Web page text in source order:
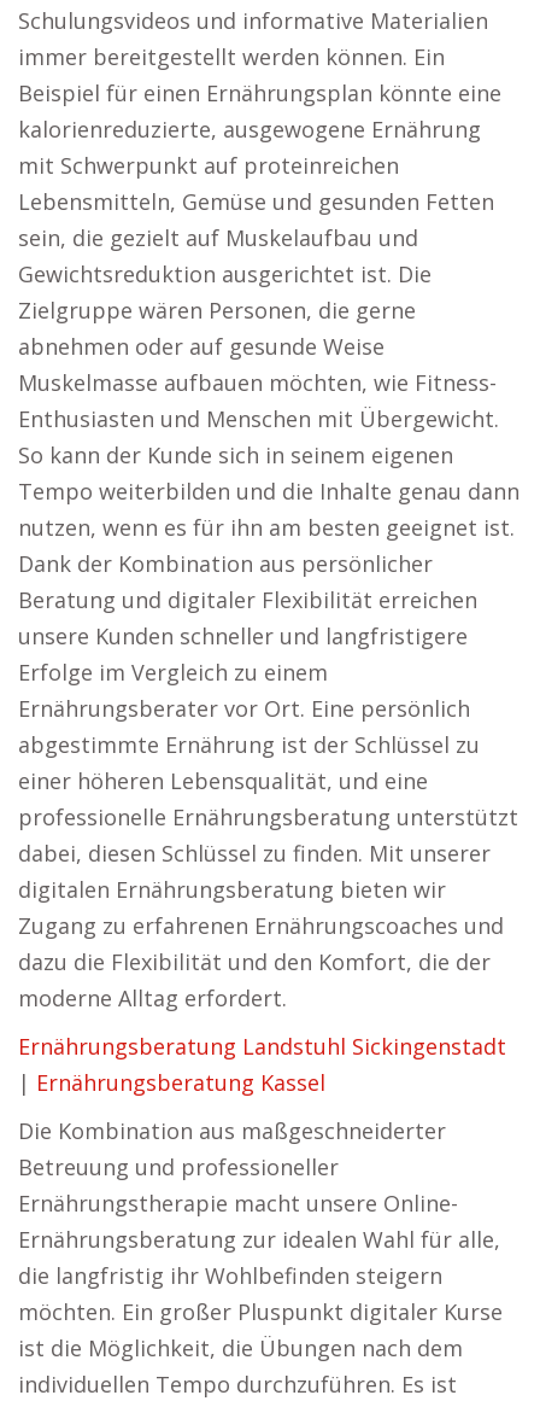
Schulungsvideos und informative Materialien
immer bereitgestellt werden können. Ein
Beispiel für einen Ernährungsplan könnte eine
kalorienreduzierte, ausgewogene Ernährung
mit Schwerpunkt auf proteinreichen
Lebensmitteln, Gemüse und gesunden Fetten
sein, die gezielt auf Muskelaufbau und
Gewichtsreduktion ausgerichtet ist. Die
Zielgruppe wären Personen, die gerne
abnehmen oder auf gesunde Weise
Muskelmasse aufbauen möchten, wie Fitness-
Enthusiasten und Menschen mit Übergewicht.
So kann der Kunde sich in seinem eigenen
Tempo weiterbilden und die Inhalte genau dann
nutzen, wenn es für ihn am besten geeignet ist.
Dank der Kombination aus persönlicher
Beratung und digitaler Flexibilität erreichen
unsere Kunden schneller und langfristigere
Erfolge im Vergleich zu einem
Ernährungsberater vor Ort. Eine persönlich
abgestimmte Ernährung ist der Schlüssel zu
einer höheren Lebensqualität, und eine
professionelle Ernährungsberatung unterstützt
dabei, diesen Schlüssel zu finden. Mit unserer
digitalen Ernährungsberatung bieten wir
Zugang zu erfahrenen Ernährungscoaches und
dazu die Flexibilität und den Komfort, die der
moderne Alltag erfordert.
Ernährungsberatung Landstuhl Sickingenstadt
| Ernährungsberatung Kassel
Die Kombination aus maßgeschneiderter
Betreuung und professioneller
Ernährungstherapie macht unsere Online-
Ernährungsberatung zur idealen Wahl für alle,
die langfristig ihr Wohlbefinden steigern
möchten. Ein großer Pluspunkt digitaler Kurse
ist die Möglichkeit, die Übungen nach dem
individuellen Tempo durchzuführen. Es ist